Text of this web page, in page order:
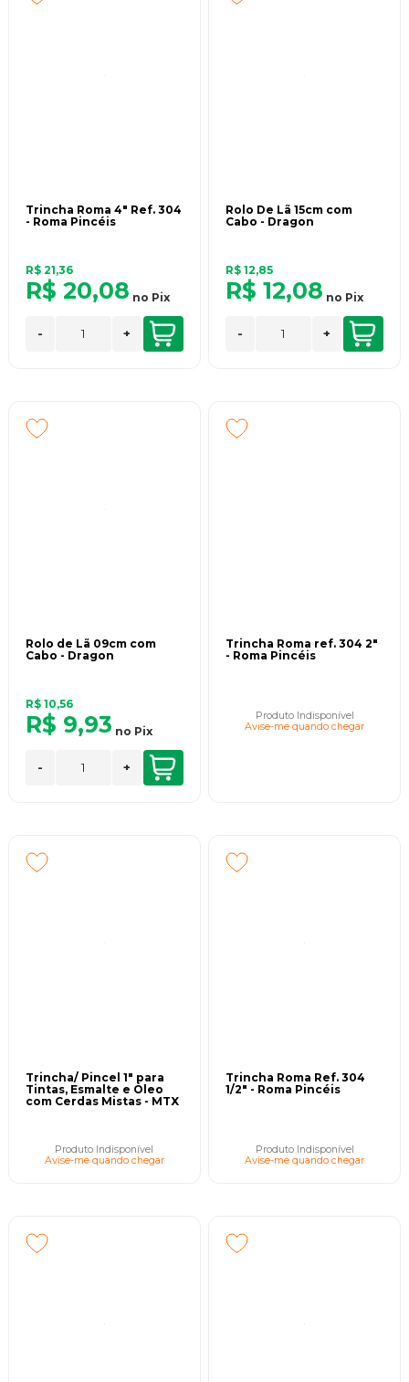
Trincha Roma 4" Ref. 304
- Roma Pincéis
R$ 21,36
R$ 20,08 no Pix
- +
Rolo De Lã 15cm com
Cabo - Dragon
R$ 12,85
R$ 12,08 no Pix
- +
Rolo de Lã 09cm com
Cabo - Dragon
R$ 10,56
R$ 9,93 no Pix
- +
Trincha Roma ref. 304 2"
- Roma Pincéis
Produto Indisponível
Avise-me quando chegar
Trincha/ Pincel 1" para
Tintas, Esmalte e Óleo
com Cerdas Mistas - MTX
Produto Indisponível
Avise-me quando chegar
Trincha Roma Ref. 304
1/2" - Roma Pincéis
Produto Indisponível
Avise-me quando chegar